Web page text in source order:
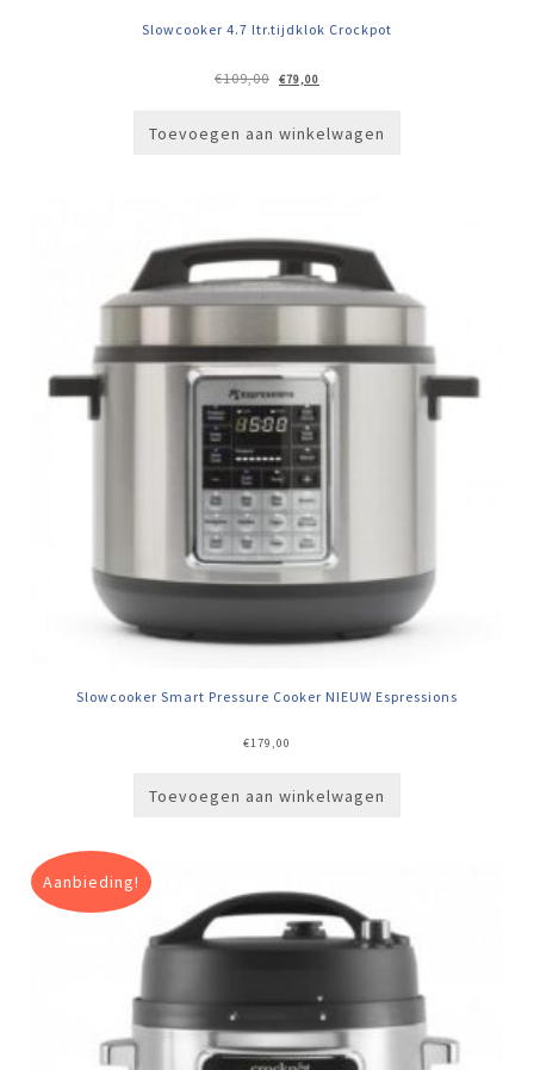
Slowcooker 4.7 ltr.tijdklok Crockpot
€109,00
Oorspronkelijke
prijs
€79,00
prijs
Toevoegen aan winkelwagen
Slowcooker Smart Pressure Cooker NIEUW Espressions
€179,00
Toevoegen aan winkelwagen
Aanbieding!